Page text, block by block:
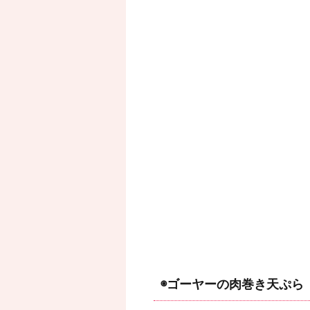
◉ゴーヤーの肉巻き天ぷ